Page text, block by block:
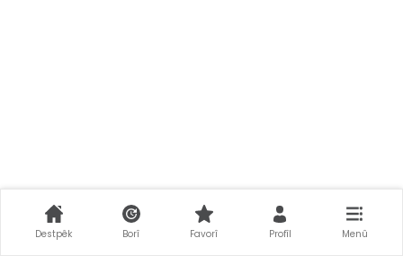
Destpêk Borî Favorî Profîl Menû